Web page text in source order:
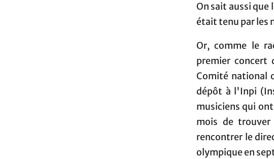
On sait aussi que
était tenu par les
Or, comme le
premier concert
Comité national
dépôt à l'Inpi
musiciens qui
mois de
rencontrer le
olympique en